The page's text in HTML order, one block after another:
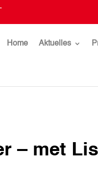
Home Aktuelles
– met